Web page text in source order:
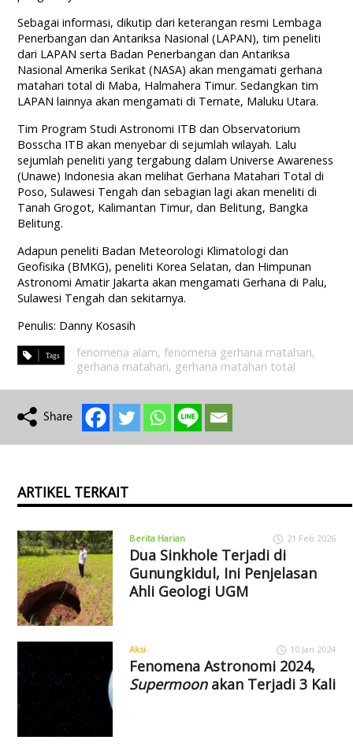
Sebagai informasi, dikutip dari keterangan resmi Lembaga
Penerbangan dan Antariksa Nasional (LAPAN), tim peneliti
dari LAPAN serta Badan Penerbangan dan Antariksa
Nasional Amerika Serikat (NASA) akan mengamati gerhana
matahari total di Maba, Halmahera Timur. Sedangkan tim
LAPAN lainnya akan mengamati di Ternate, Maluku Utara.
Tim Program Studi Astronomi ITB dan Observatorium
Bosscha ITB akan menyebar di sejumlah wilayah. Lalu
sejumlah peneliti yang tergabung dalam Universe Awareness
(Unawe) Indonesia akan melihat Gerhana Matahari Total di
Poso, Sulawesi Tengah dan sebagian lagi akan meneliti di
Tanah Grogot, Kalimantan Timur, dan Belitung, Bangka
Belitung.
Adapun peneliti Badan Meteorologi Klimatologi dan
Geofisika (BMKG), peneliti Korea Selatan, dan Himpunan
Astronomi Amatir Jakarta akan mengamati Gerhana di Palu,
Sulawesi Tengah dan sekitarnya.
Penulis: Danny Kosasih
fenomena alam,fenomena gerhana matahari,
gerhana matahari, gerhana matahari total
ARTIKEL TERKAIT
Berita Harian 21 Feb 2026
Dua Sinkhole Terjadi di
Gunungkidul, Ini Penjelasan
Ahli Geologi UGM
Aksi 10 Jan 2024
Fenomena Astronomi 2024,
Supermoonakan Terjadi 3 Kali